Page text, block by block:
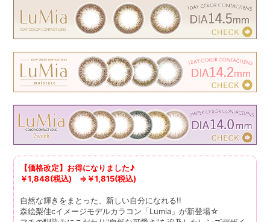
【価格改定】お得になりました♪
￥1,848(税込) ⇒￥1,815(税込)
自然な輝きをまとった、新しい自分になれる!!
森絵梨佳cイメージモデルカラコン「Lumia」が新登場☆